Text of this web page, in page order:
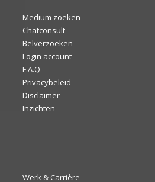
Medium zoeken
Chatconsult
Belverzoeken
Login account
F.A.Q
Privacybeleid
Disclaimer
Inzichten
Werk & Carrière